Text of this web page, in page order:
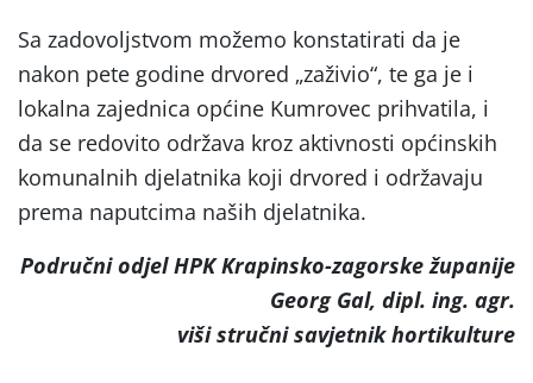
Sa zadovoljstvom možemo konstatirati da je
nakon pete godine drvored „zaživio“, te ga je i
lokalna zajednica općine Kumrovec prihvatila, i
da se redovito održava kroz aktivnosti općinskih
komunalnih djelatnika koji drvored i održavaju
prema naputcima naših djelatnika.
Područni odjel HPK Krapinsko-zagorske županije
Georg Gal, dipl. ing. agr.
viši stručni savjetnik hortikulture